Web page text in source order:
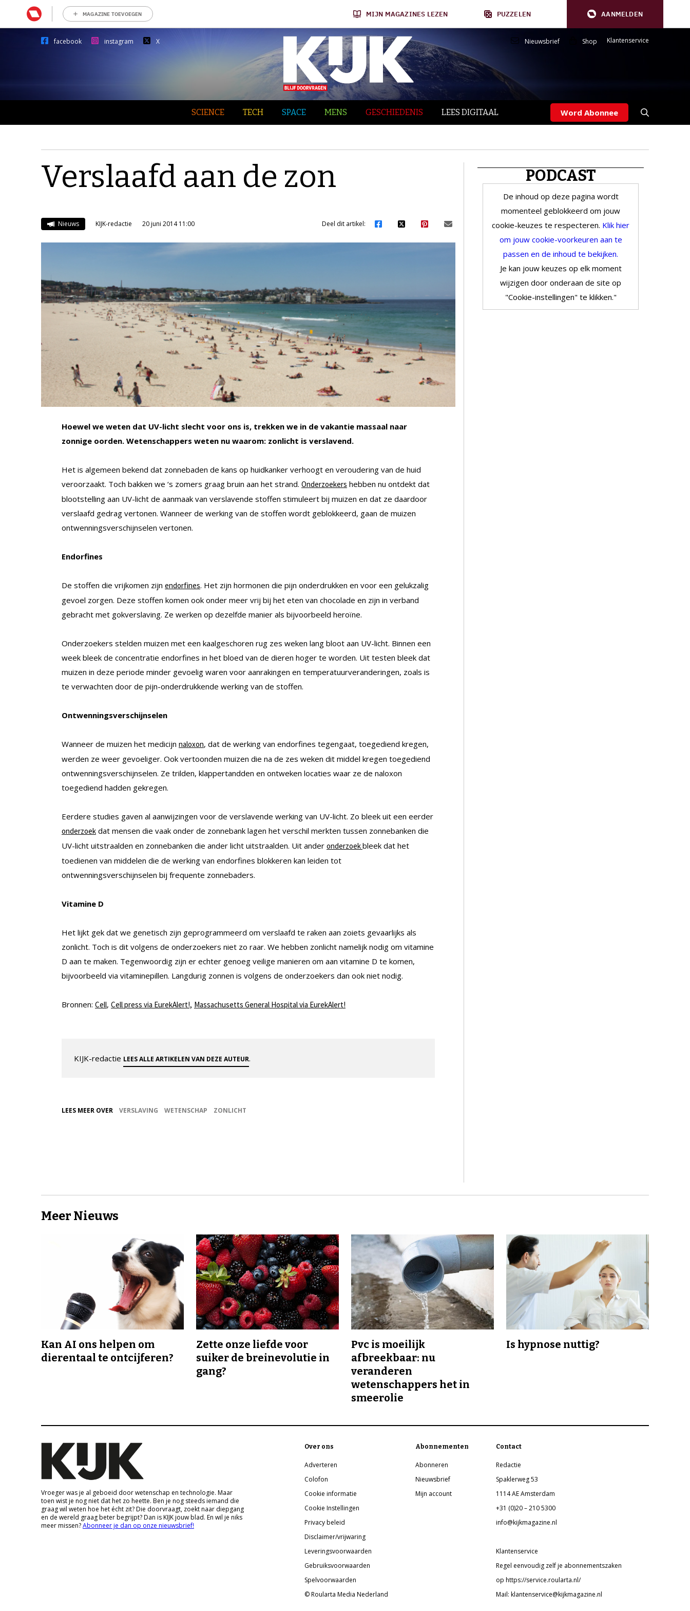
MAGAZINE TOEVOEGEN MIJN MAGAZINES LEZEN PUZZELEN AANMELDEN
facebook instagram X Nieuwsbrief Shop Klantenservice
SCIENCE TECH SPACE MENS GESCHIEDENIS LEES DIGITAAL Word Abonnee
Verslaafd aan de zon
Nieuws KIJK-redactie 20 juni 2014 11:00 Deel dit artikel:
Hoewel we weten dat UV-licht slecht voor ons is, trekken we in de vakantie massaal naar
zonnige oorden. Wetenschappers weten nu waarom: zonlicht is verslavend.
Het is algemeen bekend dat zonnebaden de kans op huidkanker verhoogt en veroudering van de huid
veroorzaakt. Toch bakken we ‘s zomers graag bruin aan het strand. Onderzoekers hebben nu ontdekt dat
blootstelling aan UV-licht de aanmaak van verslavende stoffen stimuleert bij muizen en dat ze daardoor
verslaafd gedrag vertonen. Wanneer de werking van de stoffen wordt geblokkeerd, gaan de muizen
ontwenningsverschijnselen vertonen.
Endorfines
De stoffen die vrijkomen zijn endorfines. Het zijn hormonen die pijn onderdrukken en voor een gelukzalig
gevoel zorgen. Deze stoffen komen ook onder meer vrij bij het eten van chocolade en zijn in verband
gebracht met gokverslaving. Ze werken op dezelfde manier als bijvoorbeeld heroïne.
Onderzoekers stelden muizen met een kaalgeschoren rug zes weken lang bloot aan UV-licht. Binnen een
week bleek de concentratie endorfines in het bloed van de dieren hoger te worden. Uit testen bleek dat
muizen in deze periode minder gevoelig waren voor aanrakingen en temperatuurveranderingen, zoals is
te verwachten door de pijn-onderdrukkende werking van de stoffen.
Ontwenningsverschijnselen
Wanneer de muizen het medicijn naloxon, dat de werking van endorfines tegengaat, toegediend kregen,
werden ze weer gevoeliger. Ook vertoonden muizen die na de zes weken dit middel kregen toegediend
ontwenningsverschijnselen. Ze trilden, klappertandden en ontweken locaties waar ze de naloxon
toegediend hadden gekregen.
Eerdere studies gaven al aanwijzingen voor de verslavende werking van UV-licht. Zo bleek uit een eerder
onderzoek dat mensen die vaak onder de zonnebank lagen het verschil merkten tussen zonnebanken die
UV-licht uitstraalden en zonnebanken die ander licht uitstraalden. Uit ander onderzoekbleek dat het
toedienen van middelen die de werking van endorfines blokkeren kan leiden tot
ontwenningsverschijnselen bij frequente zonnebaders.
Vitamine D
Het lijkt gek dat we genetisch zijn geprogrammeerd om verslaafd te raken aan zoiets gevaarlijks als
zonlicht. Toch is dit volgens de onderzoekers niet zo raar. We hebben zonlicht namelijk nodig om vitamine
D aan te maken. Tegenwoordig zijn er echter genoeg veilige manieren om aan vitamine D te komen,
bijvoorbeeld via vitaminepillen. Langdurig zonnen is volgens de onderzoekers dan ook niet nodig.
Bronnen: Cell, Cell press via EurekAlert!, Massachusetts General Hospital via EurekAlert!
KIJK-redactie LEES ALLE ARTIKELEN VAN DEZE AUTEUR.
LEES MEER OVER VERSLAVING WETENSCHAP ZONLICHT
PODCAST
De inhoud op deze pagina wordt
momenteel geblokkeerd om jouw
cookie-keuzes te respecteren. Klik hier
om jouw cookie-voorkeuren aan te
passen en de inhoud te bekijken.
Je kan jouw keuzes op elk moment
wijzigen door onderaan de site op
"Cookie-instellingen" te klikken."
Meer Nieuws
Kan AI ons helpen om
dierentaal te ontcijferen?
Zette onze liefde voor
suiker de breinevolutie in
gang?
Pvc is moeilijk
afbreekbaar: nu
veranderen
wetenschappers het in
smeerolie
Is hypnose nuttig?
Vroeger was je al geboeid door wetenschap en technologie. Maar
toen wist je nog niet dat het zo heette. Ben je nog steeds iemand die
graag wil weten hoe het écht zit? Die doorvraagt, zoekt naar diepgang
en de wereld graag beter begrijpt? Dan is KIJK jouw blad. En wil je niks
meer missen?Abonneer je dan op onze nieuwsbrief!
Over ons
Adverteren
Colofon
Cookie informatie
Cookie Instellingen
Privacy beleid
Disclaimer/vrijwaring
Leveringsvoorwaarden
Gebruiksvoorwaarden
Spelvoorwaarden
© Roularta Media Nederland
Abonnementen
Abonneren
Nieuwsbrief
Mijn account
Contact
Redactie
Spaklerweg 53
1114 AE Amsterdam
+31 (0)20 – 210 5300
info@kijkmagazine.nl
Klantenservice
Regel eenvoudig zelf je abonnementszaken
op https://service.roularta.nl/
Mail: klantenservice@kijkmagazine.nl